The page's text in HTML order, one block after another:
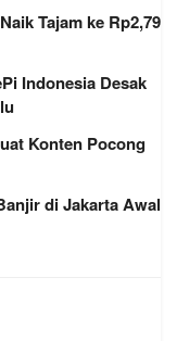
Tajam ke Rp2,79
Indonesia Desak
Konten Pocong
di Jakarta Awal